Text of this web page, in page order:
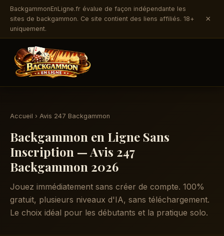
BackgammonEnLigne.fr évalue de façon indépendante les
sites de backgammon. Ce site contient des liens affiliés. 18+
uniquement.
×
Accueil › Avis 247 Backgammon
Backgammon en Ligne Sans
Inscription — Avis 247
Backgammon 2026
Jouez immédiatement sans créer de compte. 100%
gratuit, plusieurs niveaux d'IA, sans téléchargement.
Le choix idéal pour les débutants et la pratique solo.